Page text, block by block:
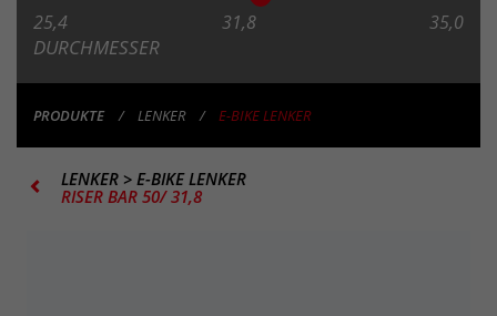
25,4 31,8 35,0
DURCHMESSER
PRODUKTE LENKER E-BIKE LENKER
LENKER > E-BIKE LENKER
RISER BAR 50/ 31,8